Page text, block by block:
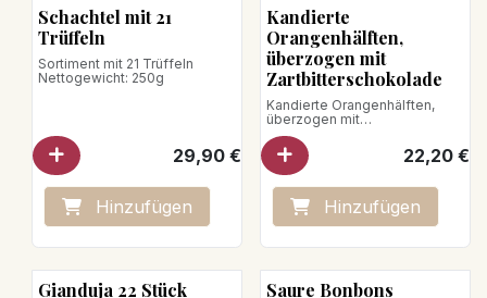
Schachtel mit 21
Trüffeln
Sortiment mit 21 Trüffeln
Nettogewicht: 250g
29,90€
Hinzufügen
Kandierte
Orangenhälften,
überzogen mit
Zartbitterschokolade
Kandierte Orangenhälften,
überzogen mit
Zartbitterschokolade
Nettogewicht: 150 g
Veganes Produkt
22,20€
Hinzufügen
Gianduja 22 Stück Saure Bonbons